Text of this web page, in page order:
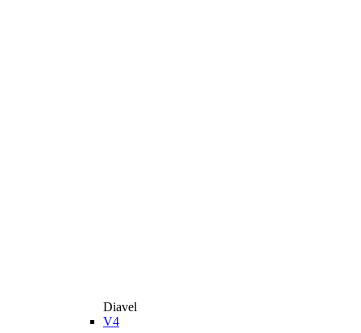
Diavel
V4